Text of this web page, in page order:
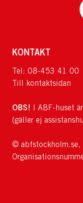
KONTAKT
Tel: 08-453 41 00
Till kontaktsidan
OBS!
I ABF-huset
(gäller ej
© abfstockholm.se,